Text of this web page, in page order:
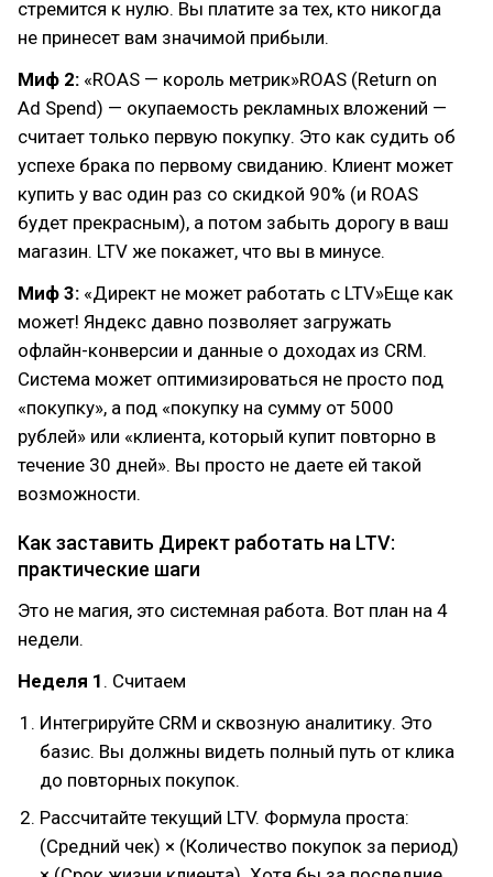
стремится к нулю. Вы платите за тех, кто никогда
не принесет вам значимой прибыли.
Миф 2: «ROAS — король метрик»ROAS (Return on
Ad Spend) — окупаемость рекламных вложений —
считает только первую покупку. Это как судить об
успехе брака по первому свиданию. Клиент может
купить у вас один раз со скидкой 90% (и ROAS
будет прекрасным), а потом забыть дорогу в ваш
магазин. LTV же покажет, что вы в минусе.
Миф 3: «Директ не может работать с LTV»Еще как
может! Яндекс давно позволяет загружать
офлайн-конверсии и данные о доходах из CRM.
Система может оптимизироваться не просто под
«покупку», а под «покупку на сумму от 5000
рублей» или «клиента, который купит повторно в
течение 30 дней». Вы просто не даете ей такой
возможности.
Как заставить Директ работать на LTV:
практические шаги
Это не магия, это системная работа. Вот план на 4
недели.
Неделя 1 . Считаем
Интегрируйте CRM и сквозную аналитику. Это
базис. Вы должны видеть полный путь от клика
до повторных покупок.
Рассчитайте текущий LTV. Формула проста:
(Средний чек) × (Количество покупок за период)